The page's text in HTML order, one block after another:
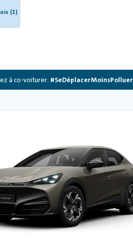
(1)
à co-voiturer. #SeDéplacerMoinsPolluer